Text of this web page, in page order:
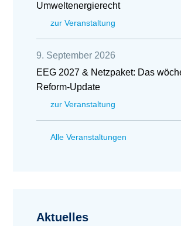
Umweltenergierecht
zur Veranstaltung
9. September 2026
EEG 2027 & Netzpaket: Das
Reform-Update
zur Veranstaltung
Alle Veranstaltungen
Aktuelles